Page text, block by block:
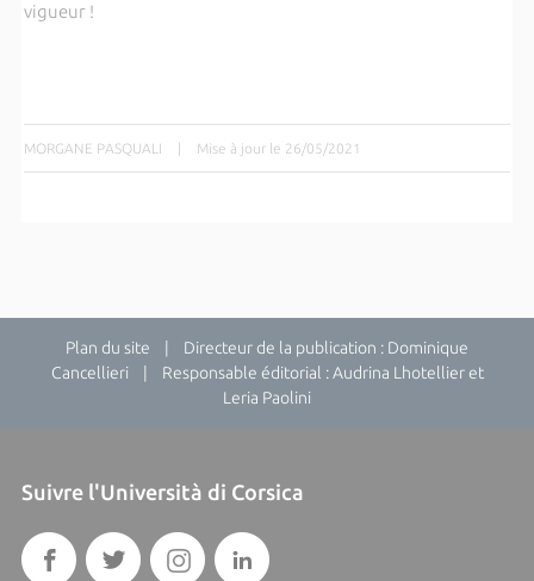
vigueur !
MORGANE PASQUALI | Mise à jour le 26/05/2021
Plan du site | Directeur de la publication : Dominique
Cancellieri | Responsable éditorial : Audrina Lhotellier et
Leria Paolini
Suivre l'Università di Corsica